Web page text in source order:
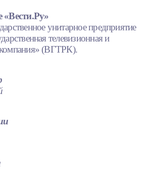
«Вести.Ру»
унитарное предприятие
телевизионная и
(ВГТРК).